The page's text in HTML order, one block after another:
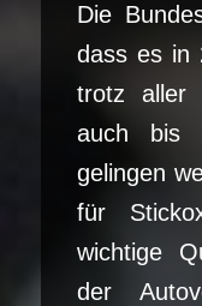
Die
dass es in
trotz aller
auch bis
gelingen
für
wichtige
der